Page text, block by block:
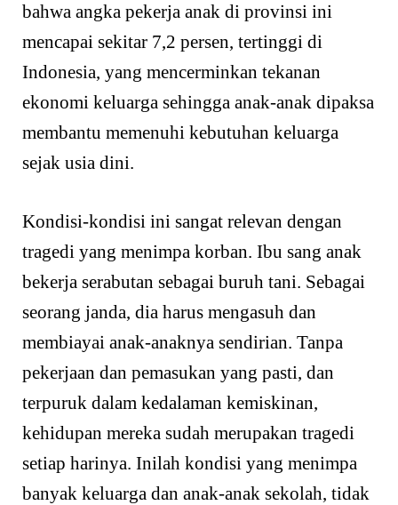
bahwa angka pekerja anak di provinsi ini
mencapai sekitar 7,2 persen, tertinggi di
Indonesia, yang mencerminkan tekanan
ekonomi keluarga sehingga anak-anak dipaksa
membantu memenuhi kebutuhan keluarga
sejak usia dini.
Kondisi-kondisi ini sangat relevan dengan
tragedi yang menimpa korban. Ibu sang anak
bekerja serabutan sebagai buruh tani. Sebagai
seorang janda, dia harus mengasuh dan
membiayai anak-anaknya sendirian. Tanpa
pekerjaan dan pemasukan yang pasti, dan
terpuruk dalam kedalaman kemiskinan,
kehidupan mereka sudah merupakan tragedi
setiap harinya. Inilah kondisi yang menimpa
banyak keluarga dan anak-anak sekolah, tidak